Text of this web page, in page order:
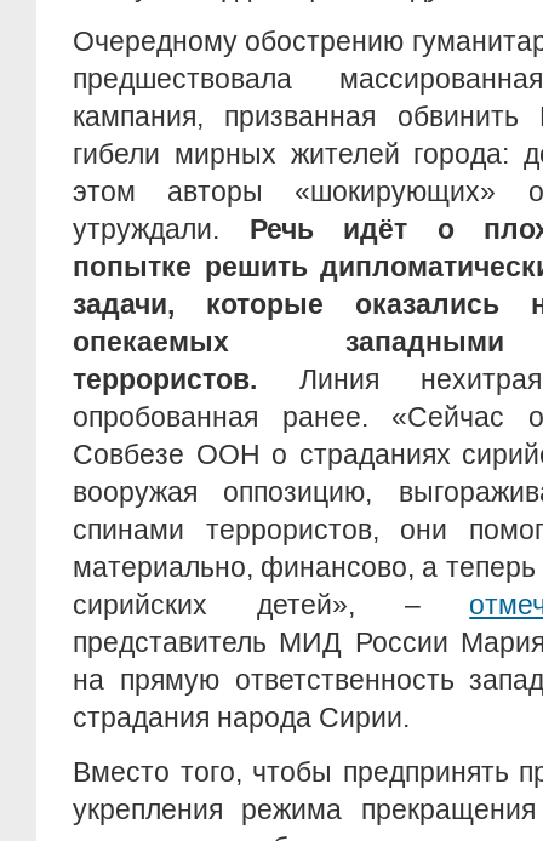
Очередному обострению
предшествовала
кампания, призванная
гибели мирных жителей города:
этом авторы «шокирующих»
утруждали. Речь идёт о
попытке решить
задачи, которые
опекаемых западными
террористов. Линия
опробованная ранее. «Сейчас
Совбезе ООН о страданиях
вооружая оппозицию,
спинами террористов, они
материально, финансово, а теперь
сирийских детей», –
представитель МИД России
на прямую ответственность
страдания народа Сирии.
Вместо того, чтобы предпринять
укрепления режима